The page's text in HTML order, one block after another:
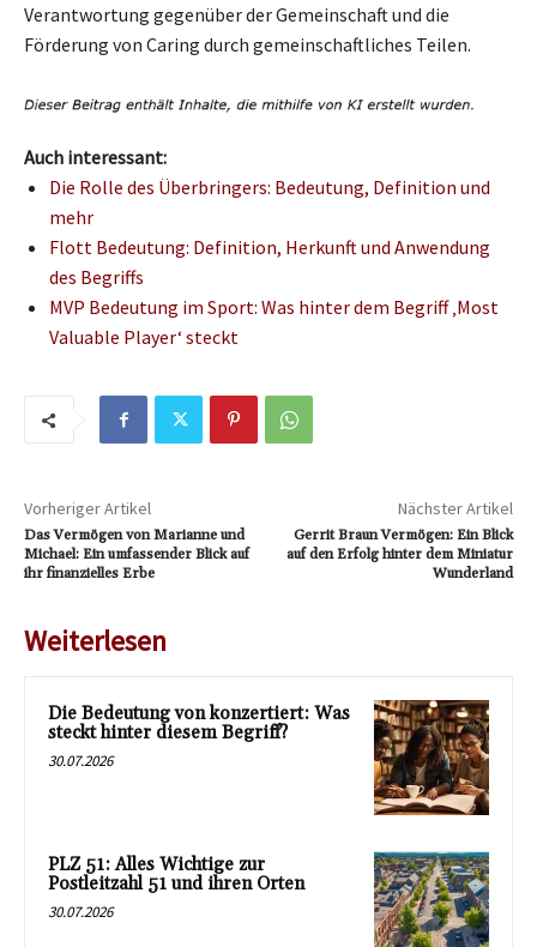
Verantwortung gegenüber der Gemeinschaft und die
Förderung von Caring durch gemeinschaftliches Teilen.
Auch interessant:
Die Rolle des Überbringers: Bedeutung, Definition und
mehr
Flott Bedeutung: Definition, Herkunft und Anwendung
des Begriffs
MVP Bedeutung im Sport: Was hinter dem Begriff ‚Most
Valuable Player‘ steckt
Vorheriger Artikel
Das Vermögen von Marianne und
Michael: Ein umfassender Blick auf
ihr finanzielles Erbe
Nächster Artikel
Gerrit Braun Vermögen: Ein Blick
auf den Erfolg hinter dem Miniatur
Wunderland
Weiterlesen
Die Bedeutung von konzertiert: Was
steckt hinter diesem Begriff?
30.07.2026
PLZ 51: Alles Wichtige zur
Postleitzahl 51 und ihren Orten
30.07.2026